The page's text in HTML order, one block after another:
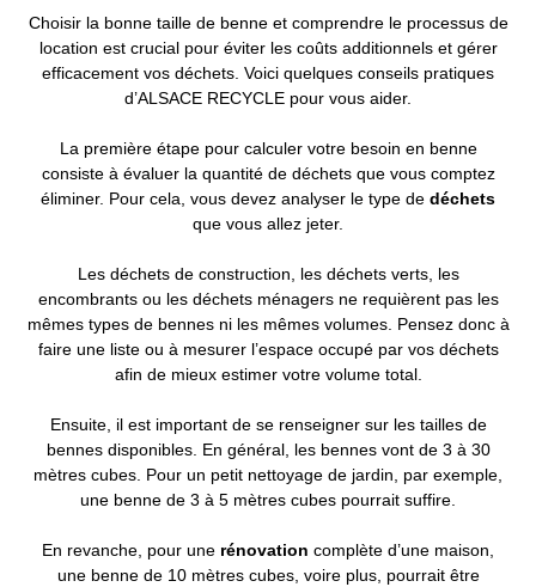
Choisir la bonne taille de benne et comprendre le processus de
location est crucial pour éviter les coûts additionnels et gérer
efficacement vos déchets. Voici quelques conseils pratiques
d’ALSACE RECYCLE pour vous aider.
La première étape pour calculer votre besoin en benne
consiste à évaluer la quantité de déchets que vous comptez
éliminer. Pour cela, vous devez analyser le type de déchets
que vous allez jeter.
Les déchets de construction, les déchets verts, les
encombrants ou les déchets ménagers ne requièrent pas les
mêmes types de bennes ni les mêmes volumes. Pensez donc à
faire une liste ou à mesurer l’espace occupé par vos déchets
afin de mieux estimer votre volume total.
Ensuite, il est important de se renseigner sur les tailles de
bennes disponibles. En général, les bennes vont de 3 à 30
mètres cubes. Pour un petit nettoyage de jardin, par exemple,
une benne de 3 à 5 mètres cubes pourrait suffire.
En revanche, pour une rénovation complète d’une maison,
une benne de 10 mètres cubes, voire plus, pourrait être